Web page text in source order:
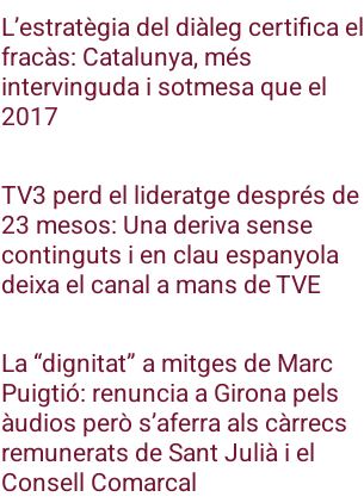
L’estratègia del diàleg certifica el
fracàs: Catalunya, més
intervinguda i sotmesa que el
2017
TV3 perd el lideratge després de
23 mesos: Una deriva sense
continguts i en clau espanyola
deixa el canal a mans de TVE
La “dignitat” a mitges de Marc
Puigtió: renuncia a Girona pels
àudios però s’aferra als càrrecs
remunerats de Sant Julià i el
Consell Comarcal